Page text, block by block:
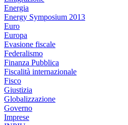
Energia
Energy Symposium 2013
Euro
Europa
Evasione fiscale
Federalismo
Finanza Pubblica
Fiscalità internazionale
Fisco
Giustizia
Globalizzazione
Governo
Imprese